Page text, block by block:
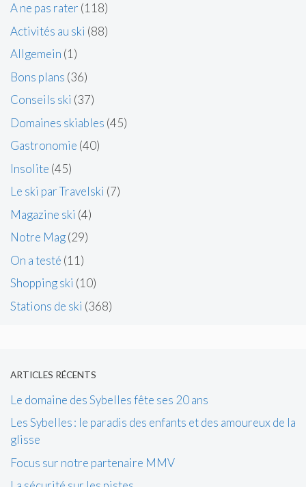
A ne pas rater (118)
Activités au ski (88)
Allgemein (1)
Bons plans (36)
Conseils ski (37)
Domaines skiables (45)
Gastronomie (40)
Insolite (45)
Le ski par Travelski (7)
Magazine ski (4)
Notre Mag(29)
On a testé (11)
Shopping ski (10)
Stations de ski (368)
ARTICLES RÉCENTS
Le domaine des Sybelles fête ses 20 ans
Les Sybelles : le paradis des enfants et des amoureux de la
glisse
Focus sur notre partenaire MMV